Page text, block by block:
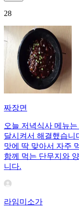
28
짜장면
오늘 저녁식사 메뉴
달시켜서 해결했습니
맛에 딱 맞아서 자주
함께 먹는 단무지와
니다.
라임미소가